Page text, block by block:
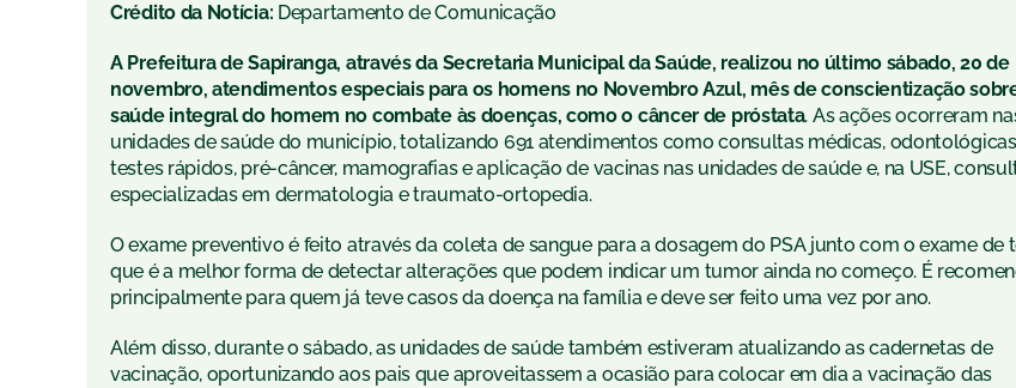
Crédito da Notícia: Departamento de Comunicação
A Prefeitura de Sapiranga, através da Secretaria Municipal da Saúde, realizou no último sábado, 20 de
novembro, atendimentos especiais para os homens no Novembro Azul, mês de conscientização
saúde integral do homem no combate às doenças, como o câncer de próstata. As ações ocorreram
unidades de saúde do município, totalizando 691 atendimentos como consultas médicas,
testes rápidos, pré-câncer, mamografias e aplicação de vacinas nas unidades de saúde e, na USE,
especializadas em dermatologia e traumato-ortopedia.
O exame preventivo é feito através da coleta de sangue para a dosagem do PSA junto com o exame de
que é a melhor forma de detectar alterações que podem indicar um tumor ainda no começo. É
principalmente para quem já teve casos da doença na família e deve ser feito uma vez por ano.
Além disso, durante o sábado, as unidades de saúde também estiveram atualizando as cadernetas de
vacinação, oportunizando aos pais que aproveitassem a ocasião para colocar em dia a vacinação das